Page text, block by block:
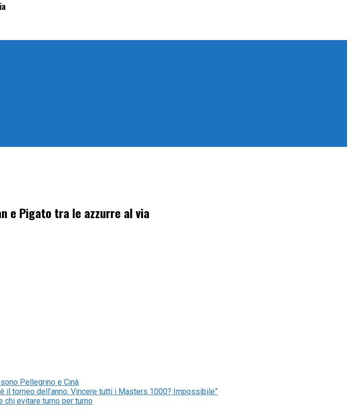
e Pigato tra le azzurre al via
Pellegrino e Cinà
il torneo dell’anno. Vincere tutti i Masters 1000? Impossibile”
chi evitare turno per turno